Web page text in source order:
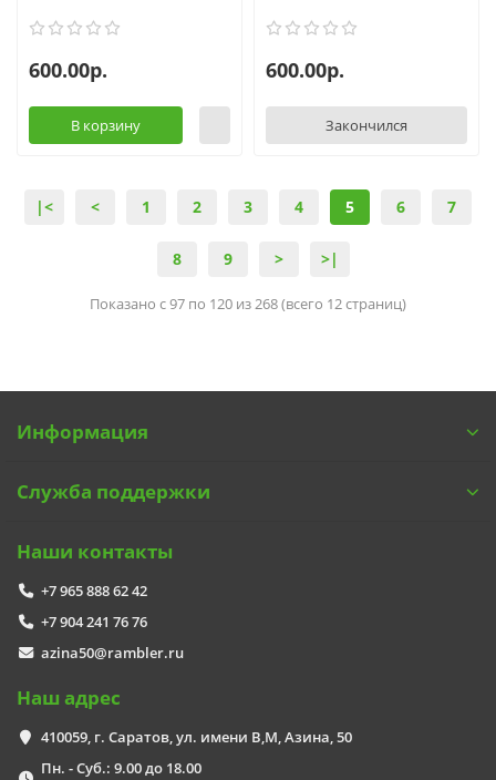
600.00р.
В корзину
600.00р.
Закончился
|< < 1 2 3 4 5 6 7
8 9 > >|
Показано с 97 по 120 из 268 (всего 12 страниц)
Информация
Служба поддержки
Наши контакты
+7 965 888 62 42
+7 904 241 76 76
azina50@rambler.ru
Наш адрес
410059, г. Саратов, ул. имени В,М, Азина, 50
Пн. - Суб.: 9.00 до 18.00